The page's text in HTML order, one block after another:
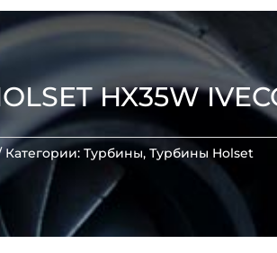
HX35W
Категории:Турбины,Турбины Holset